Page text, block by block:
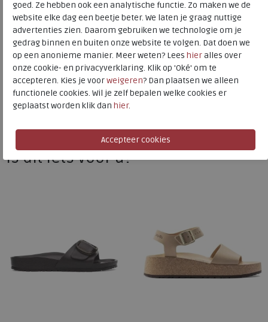
Birkenstock
Toon alles vanBirkenstock
Naar alleslippers
Naar alleBirkenstock slippers
Is dit iets voor u?
goed. Ze hebben ook een analytische functie. Zo maken we de
website elke dag een beetje beter. We laten je graag nuttige
advertenties zien. Daarom gebruiken we technologie om je
gedrag binnen en buiten onze website te volgen. Dat doen we
op een anonieme manier. Meer weten? Lees hieralles over
onze cookie- en privacyverklaring. Klik op 'Oké' om te
accepteren. Kies je voorweigeren? Dan plaatsen we alleen
functionele cookies. Wil je zelf bepalen welke cookies er
geplaatst worden klik dan hier.